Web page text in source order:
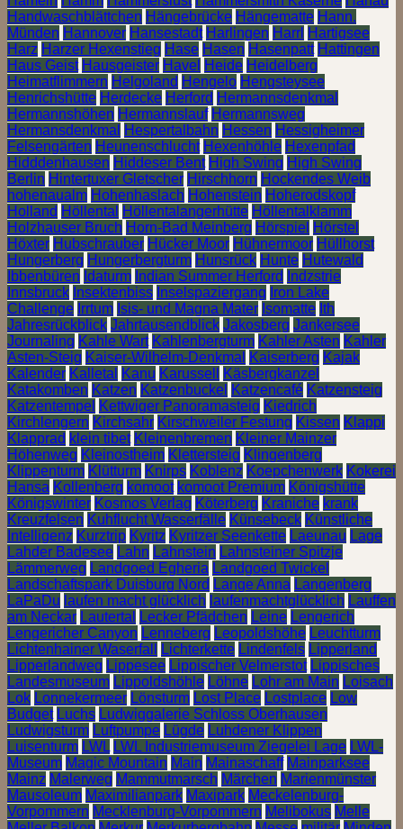
Handwaschblättchen Hängebrücke Hängematte Hann.
Münden Hannover Hansestadt Harlingen Harrl Hartigsee
Harz Harzer Hexenstieg Hase Hasen Hasenpatt Hattingen
Haus Geist Hausgeister Havel Heide Heidelberg
Heimatflimmern Helgoland Hengelo Hengsteysee
Henrichshütte Herdecke Herford Hermannsdenkmal
Hermannshöhen Hermannslauf Hermannsweg
Hermansdenkmal
Hespertalbahn Hessen Hessigheimer
Felsengärten Heunenschlucht Hexenhöhle Hexenpfad
Hidddenhausen Hiddeser Bent High Swing High Swing
Berlin Hintertuxer Gletscher Hirschhorn Hockendes Weib
hohenaualm Hohenhaslach Hohenstein Hoherodskopf
Holland Höllental Höllentalangerhütte Höllentalklamm
Holzhauser Bruch Horn-Bad Meinberg Hörspiel Hörstel
Höxter Hubschrauber Hücker Moor Hühnermoor Hüllhorst
Hungerberg Hungerbergturm Hunsrück Hunte Hutewald
Ibbenbüren Idaturm Indian Summer Herford
Indzstrie
Innsbruck Insektenbiss Inselspaziergang Iron Lake
Challenge Irrtum Isis- und Magna Mater Isomatte Ith
Jahresrückblick Jahrtausendblick Jakosberg Jankersee
Journaling Kahle Wart Kahlenbergturm Kahler Asten Kahler
Asten-Steig Kaiser-Wilhelm-Denkmal Kaiserberg Kajak
Kalender Kalletal Kanu Karussell
Käsbergkanzel
Katakomben Katzen Katzenbuckel Katzencafé Katzensteig
Katzentempel Kettwiger Panoramasteig Kiedrich
Kirchlengern Kirchsahr Kirschweiler Festung Kissen Klappi
Klapprad klein tibet Kleinenbremen Kleiner Mainzer
Höhenweg Kleinostheim Klettersteig Klingenberg
Klippenturm Klütturm Knirps Koblenz Koepchenwerk Kokerei
Hansa Kollenberg komoot komoot Premium Königshütte
Königswinter Kosmos Verlag Köterberg Kraniche krank
Kreuzfelsen Kuhflucht Wasserfälle Künsebeck Künstliche
Intelligenz Kurztrip Kyritz Kyritzer Seenkette Laeunau Lage
Lahder Badesee Lahn Lahnstein Lahnsteiner Spitzje
Lämmerweg Landgoed Egheria Landgoed Twickel
Landschaftspark Duisburg Nord Lange Anna Langenberg
LaPaDu laufen macht glücklich laufenmachtglücklich Lauffen
am Neckar Lautertal Lecker Pfädchen Leine Lengerich
Lengericher Canyon Lenneberg Leopoldshöhe Leuchtturm
Lichtenhainer Waserfall
Lichterkette Lindenfels Lipperland
Lipperlandweg Lippesee Lippischer Velmerstot Lippisches
Landesmuseum Lippoldshöhle Löhne Lohr am Main Loisach
Lok Lonnekermeer Lönsturm Lost Place Lostplace Low
Budget Luchs Ludwiggalerie Schloss Oberhausen
Ludwigsturm Luftpumpe Lügde Luhdener Klippen
Luisenturm LWL LWL Industriemuseum Ziegelei Lage LWL-
Museum Magic Mountain Main Mainaschaff Mainparksee
Mainz Malerweg Mammutmarsch Märchen Marienmünster
Mausoleum Maximilianpark Maxipark Meckelenburg-
Vorpommern Mecklenburg-Vorpommern Melibokus Melle